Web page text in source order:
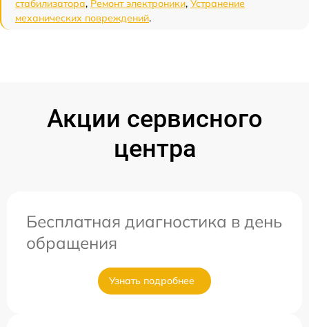
стабилизатора, Ремонт электроники, Устранение
механических повреждений.
Акции сервисного
центра
Бесплатная диагностика в день
обращения
Узнать подробнее